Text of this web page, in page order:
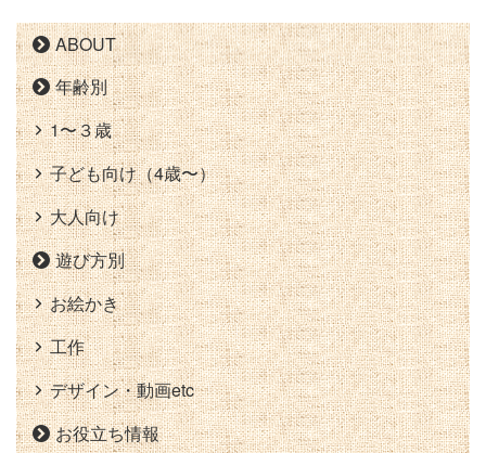
ABOUT
年齢別
1〜３歳
子ども向け（4歳〜）
大人向け
遊び方別
お絵かき
工作
デザイン・動画etc
お役立ち情報